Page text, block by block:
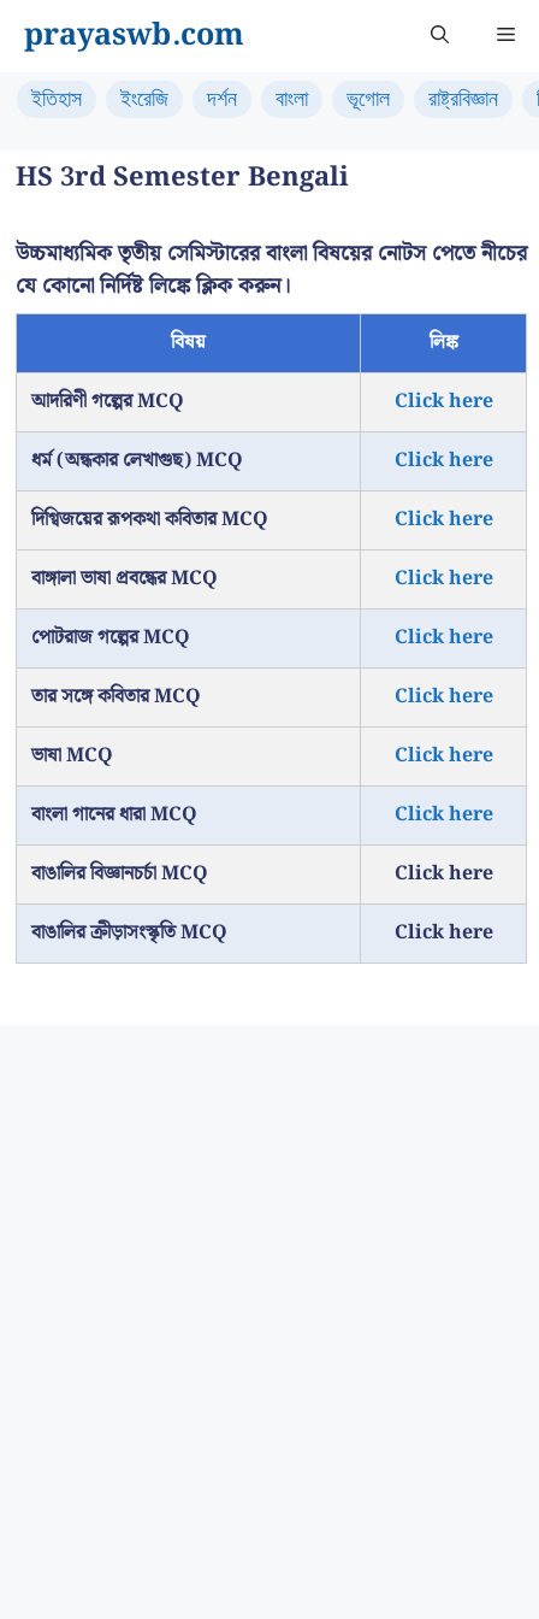
content
prayaswb.com
ইতিহাস ইংরেজি দর্শন বাংলা ভূগোল রাষ্ট্রবিজ্ঞান
HS 3rd Semester Bengali
উচ্চমাধ্যমিক তৃতীয় সেমিস্টারের বাংলা বিষয়ের নোটস পেতে নীচের
যে কোনো নির্দিষ্ট লিঙ্কে ক্লিক করুন।
বিষয়
লিঙ্ক
আদরিণী গল্পের MCQ
Click here
ধর্ম (অন্ধকার লেখাগুছ) MCQ
Click here
দিগ্বিজয়ের রূপকথা কবিতার MCQ
Click here
বাঙ্গালা ভাষা প্রবন্ধের MCQ
Click here
পোটরাজ গল্পের MCQ
Click here
তার সঙ্গে কবিতার MCQ
Click here
ভাষা MCQ
Click here
বাংলা গানের ধারা MCQ
Click here
বাঙালির বিজ্ঞানচর্চা MCQ
Click here
বাঙালির ক্রীড়াসংস্কৃতি MCQ
Click here